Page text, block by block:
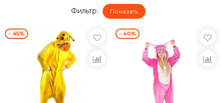
Фильтр:
Показать
- 45% - 40%